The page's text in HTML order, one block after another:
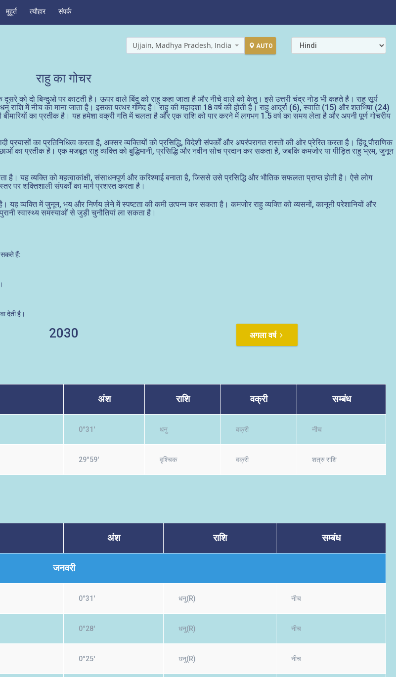
मुहूर्त त्यौहार संपर्क
Ujjain, Madhya Pradesh, India AUTO
राहु का गोचर
को दो बिन्दुओ पर काटती है। ऊपर वाले बिंदु को राहु कहा जाता है और नीचे वाले को केतु। इसे उत्तरी चंद्र नोड भी कहते है। राहु सूर्य
में नीच का माना जाता है। इसका पत्थर गोमेद है। राहु की महादशा 18 वर्ष की होती है। राहु आर्द्रा (6), स्वाति (15) और शतभिषा (24)
का प्रतीक है। यह हमेशा वक्री गति में चलता है और एक राशि को पार करने में लगभग 1.5 वर्ष का समय लेता है और अपनी पूर्ण गोचरीय
का प्रतिनिधित्व करता है, अक्सर व्यक्तियों को प्रसिद्धि, विदेशी संपर्कों और अपरंपरागत रास्तों की ओर प्रेरित करता है। हिंदू पौराणिक
प्रतीक है। एक मजबूत राहु व्यक्ति को बुद्धिमानी, प्रसिद्धि और नवीन सोच प्रदान कर सकता है, जबकि कमजोर या पीड़ित राहु भ्रम, जुनून
यह व्यक्ति को महत्वाकांक्षी, संसाधनपूर्ण और करिश्माई बनाता है, जिससे उसे प्रसिद्धि और भौतिक सफलता प्राप्त होती है। ऐसे लोग
पर शक्तिशाली संपर्कों का मार्ग प्रशस्त करता है।
व्यक्ति में जुनून, भय और निर्णय लेने में स्पष्टता की कमी उत्पन्न कर सकता है। कमजोर राहु व्यक्ति को व्यसनों, कानूनी परेशानियों और
स्वास्थ्य समस्याओं से जुड़ी चुनौतियां ला सकता है।
सकते हैं:
देती है।
2030 अगला वर्ष
अंश राशि वक्री सम्बंध
0°31' धनु वक्री नीच
29°59' वृश्चिक वक्री शत्रु राशि
अंश राशि सम्बंध
जनवरी
0°31' धनु(R) नीच
0°28' धनु(R) नीच
0°25' धनु(R) नीच